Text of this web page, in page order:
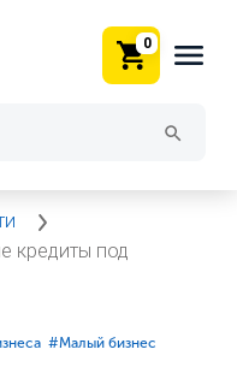
0
кредиты под
#⁣Малый бизнес